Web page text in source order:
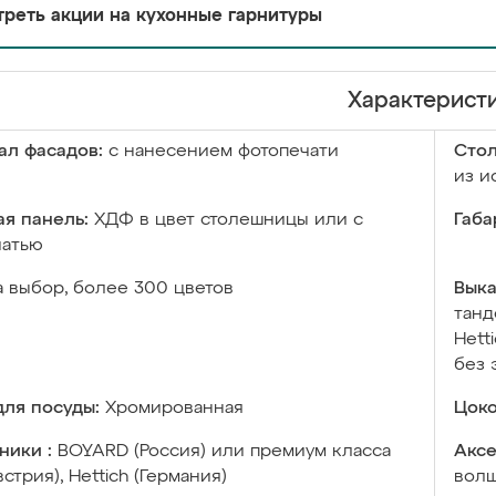
акции на кухонные гарнитуры
фасадов: с нанесением фотопечати
из
панель: ХДФ в цвет столешницы или с
выбор, более 300 цветов
без
посуды: Хромированная
: BOYARD (Россия) или премиум класса
Hettich (Германия)